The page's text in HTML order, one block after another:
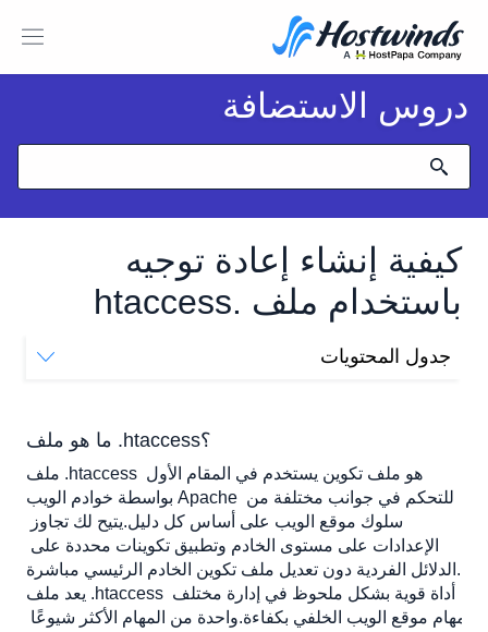
دروس الاستضافة
كيفية إنشاء إعادة توجيه
باستخدام ملف .htaccess
جدول المحتويات
الخطوة 2: أضف "السماح" بتوجيه "
الخطوة 3: حفظ الملف
الخطوة 4: أعد تشغيل Apache
إنشاء ملف .htaccess
إعادة توجيه عنوان URL واحد باستخدام توجيه "إعادة
التوجيه"
ما هو ملف .htaccess؟
ملف .htaccess هو ملف تكوين يستخدم في المقام الأول
بواسطة خوادم الويب Apache للتحكم في جوانب مختلفة من
يعد ملف .htaccess أداة قوية بشكل ملحوظ في إدارة مختلف